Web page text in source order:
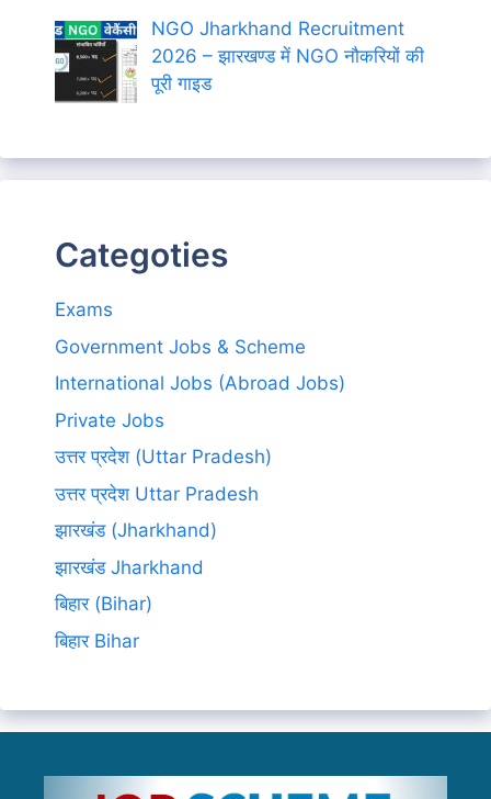
NGO Jharkhand Recruitment
2026 – झारखण्ड में NGO नौकरियों की
पूरी गाइड
Categoties
Exams
Government Jobs & Scheme
International Jobs (Abroad Jobs)
Private Jobs
उत्तर प्रदेश (Uttar Pradesh)
उत्तर प्रदेश Uttar Pradesh
झारखंड (Jharkhand)
झारखंड Jharkhand
बिहार (Bihar)
बिहार Bihar